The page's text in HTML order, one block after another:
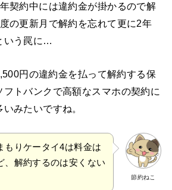
契約中には違約金が掛かるので解
の更新月で解約を忘れて更に2年
いう罠に…
円の違約金を払って解約する保
トバンクで高額なスマホの契約に
みたいですね。
節約ねこ
もりケータイ4は料金は
、解約するのは安くない